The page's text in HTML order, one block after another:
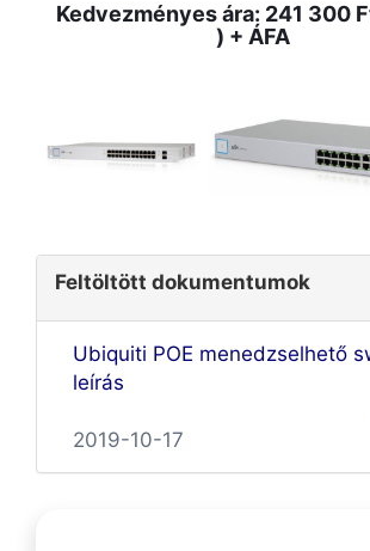
Kedvezményes ára: 241 300
) + ÁFA
Feltöltött dokumentumok
Ubiquiti POE menedzselhető
leírás
2019-10-17